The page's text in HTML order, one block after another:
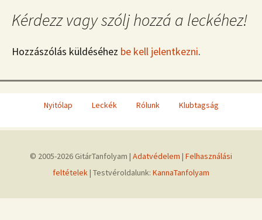
Kérdezz vagy szólj hozzá a leckéhez!
Hozzászólás küldéséhez be kell jelentkezni.
Nyitólap Leckék Rólunk Klubtagság
© 2005-2026 GitárTanfolyam | Adatvédelem | Felhasználási
feltételek | Testvéroldalunk: KannaTanfolyam